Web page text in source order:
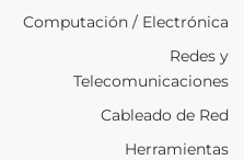
Computación / Electrónica
Redes y
Telecomunicaciones
Cableado de Red
Herramientas